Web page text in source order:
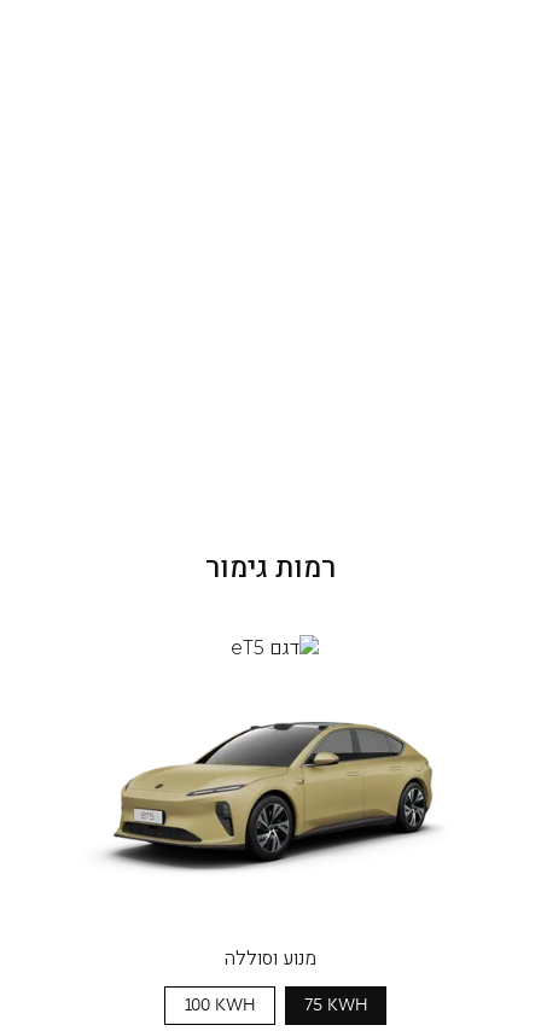
רמות גימור
מנוע וסוללה
75 KWH
100 KWH